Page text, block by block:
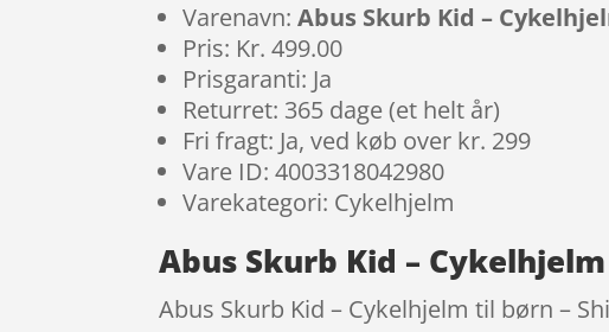
Varenavn:Abus Skurb Kid –
Pris: Kr. 499.00
Prisgaranti: Ja
Returret: 365 dage (et helt år)
Fri fragt: Ja, ved køb over kr. 299
Vare ID: 4003318042980
Varekategori: Cykelhjelm
Abus Skurb Kid –
Abus Skurb Kid – Cykelhjelm til børn –